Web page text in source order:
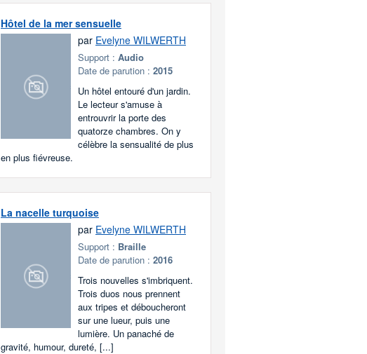
Hôtel de la mer sensuelle
par Evelyne WILWERTH
Support : Audio
Date de parution : 2015
Un hôtel entouré d'un jardin.
Le lecteur s'amuse à
entrouvrir la porte des
quatorze chambres. On y
célèbre la sensualité de plus
en plus fiévreuse.
La nacelle turquoise
par Evelyne WILWERTH
Support : Braille
Date de parution : 2016
Trois nouvelles s'imbriquent.
Trois duos nous prennent
aux tripes et déboucheront
sur une lueur, puis une
lumière. Un panaché de
gravité, humour, dureté, [...]